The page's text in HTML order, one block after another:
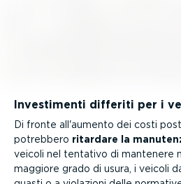
Investi­menti differiti per i
Di fronte all'aumento dei costi
potrebbero ritardare la
veicoli nel tentativo di mantenere
maggiore grado di usura, i veicoli